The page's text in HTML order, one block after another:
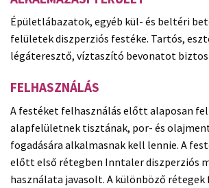
Épületlábazatok, egyéb kül- és beltéri
felületek diszperziós festéke. Tartós,
légáteresztő, víztaszító bevonatot
FELHASZNÁLÁS
A festéket felhasználás előtt alaposan fel
alapfelületnek tisztának, por- és
fogadására alkalmasnak kell lennie. A
előtt első rétegben Inntaler diszperziós
használata javasolt. A különböző